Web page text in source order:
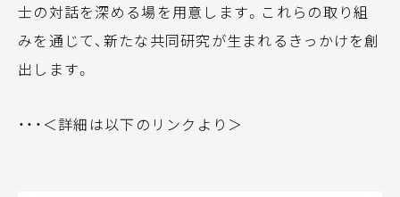
士の対話を深める場を用意します。これらの取り組
みを通じて、新たな共同研究が生まれるきっかけを創
出します。
・・・＜詳細は以下のリンクより＞